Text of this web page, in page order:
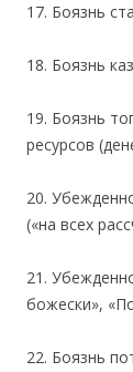
17. Боязнь
18. Боязнь
19. Боязнь
ресурсов
20.
(«на всех
21.
божески»,
22. Боязнь